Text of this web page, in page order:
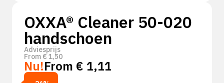
OXXA® Cleaner 50-020
handschoen
Adviesprijs
From € 1,50
Nu!From € 1,11